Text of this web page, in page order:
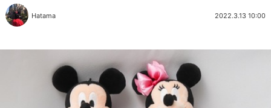
Hatama 2022.3.13 10:00